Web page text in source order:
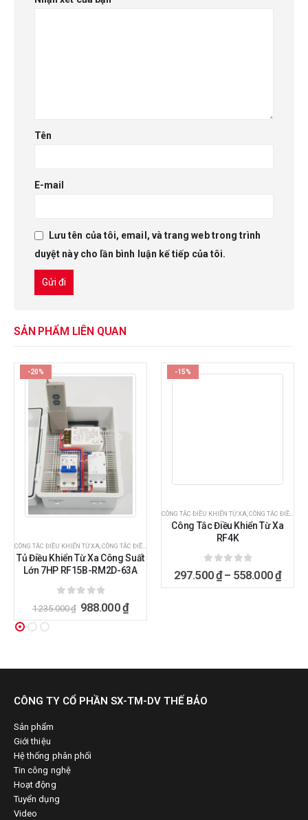
Tên
E-mail
Lưu tên của tôi, email, và trang web trong trình
duyệt này cho lần bình luận kế tiếp của tôi.
SẢN PHẨM LIÊN QUAN
,ĐIỀU KHIỂN BẰNG REMOTE
-20%
CÔNG TẮC ĐIỀU KHIỂN TỪ XA,CÔNG TẮC ĐIỀU KHIỂN TỪ XA BẰNG REMOTE
Tủ Điều Khiển Từ Xa Công Suất
Lớn 7HP RF15B-RM2D-63A
ngoài 5
1.235.000₫ 988.000₫
-15%
CÔNG TẮC ĐIỀU KHIỂN TỪ XA CÔNG TẮC ĐIỀU KHIỂN TỪ XA BẰNG REMOTE
Công Tắc Điều Khiển Từ Xa
RF4K
0ngoài 5
297.500₫– 558.000₫
CÔNG TY CỔ PHẦN SX-TM-DV THẾ BẢO
Sản phẩm
Giới thiệu
Hệ thống phân phối
Tin công nghệ
Hoạt động
Tuyển dụng
Video